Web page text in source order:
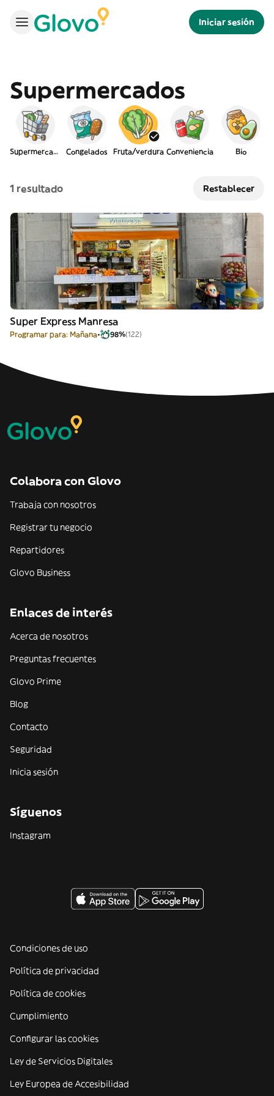
Iniciar sesión
Supermercados
Supermercado Congelados Fruta/verdura Conveniencia Bio
1 resultado Restablecer
Super Express Manresa
Programar para: Mañana 98%(122)
Colabora con Glovo
Trabaja con nosotros
Registrar tu negocio
Repartidores
Glovo Business
Enlaces de interés
Acerca de nosotros
Preguntas frecuentes
Glovo Prime
Blog
Contacto
Seguridad
Inicia sesión
Síguenos
Instagram
Condiciones de uso
Política de privacidad
Política de cookies
Cumplimiento
Configurar las cookies
Ley de Servicios Digitales
Ley Europea de Accesibilidad